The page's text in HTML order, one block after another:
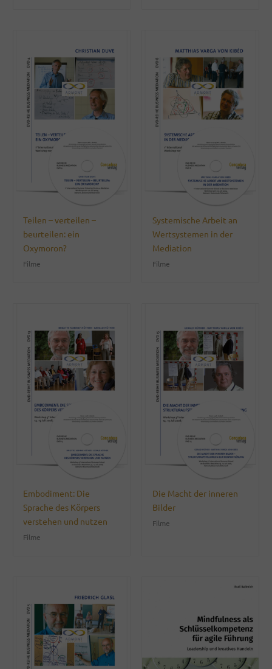
Teilen – verteilen –
beurteilen: ein
Oxymoron?
Filme
Systemische Arbeit an
Wertsystemen in der
Mediation
Filme
Embodiment: Die
Sprache des Körpers
verstehen und nutzen
Filme
Die Macht der inneren
Bilder
Filme